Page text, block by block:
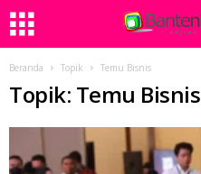
Beranda Topik Temu Bisnis
Topik: Temu Bisnis